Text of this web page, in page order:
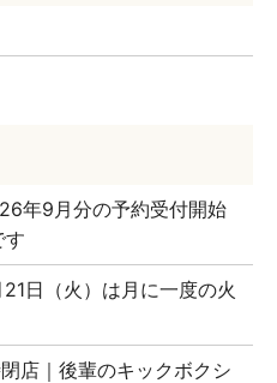
年9月分の予約受付開始
す
日（火）は月に一度の火
店｜後輩のキックボクシ